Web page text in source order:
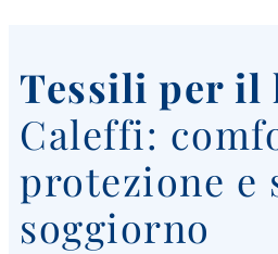
Tessili per il
Caleffi:
protezione e
soggiorno